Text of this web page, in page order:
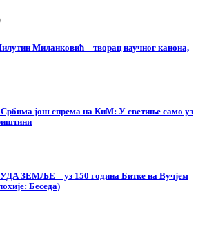
Миланковић – творац научног канона,
још спрема на КиМ: У светиње само уз
ЗЕМЉЕ – уз 150 година Битке на Вучјем
Беседа)